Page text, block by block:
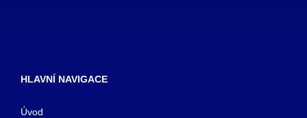
HLAVNÍ NAVIGACE
Úvod